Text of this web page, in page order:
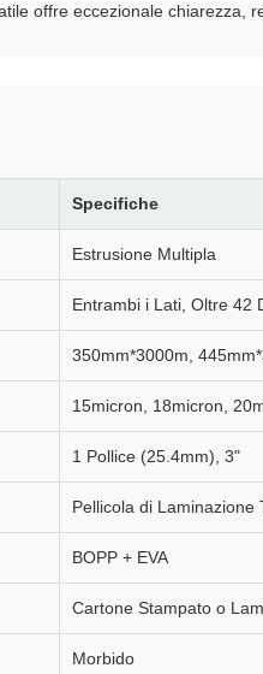
offre eccezionale chiarezza,
Specifiche
Estrusione Multipla
Entrambi i Lati, Oltre 42
350mm*3000m,
15micron, 18micron,
1 Pollice (25.4mm), 3"
Pellicola di Laminazione
BOPP + EVA
Cartone Stampato o
Morbido